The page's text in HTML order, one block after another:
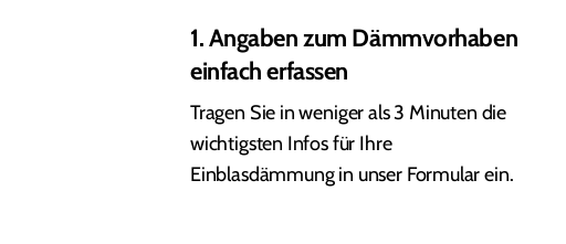
1. Angaben zum Dämmvorhaben
einfach erfassen
Tragen Sie in weniger als 3 Minuten die
wichtigsten Infos für Ihre
Einblasdämmung in unser Formular ein.